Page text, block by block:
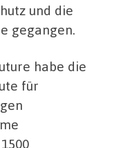
und die
gegangen.
habe die
für